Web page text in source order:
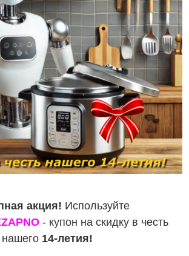
акция! Используйте
- купон на скидку в честь
нашего 14-летия!